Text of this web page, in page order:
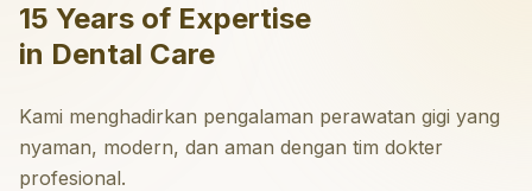
15 Years of Expertise
in Dental Care
Kami menghadirkan pengalaman perawatan gigi yang
nyaman, modern, dan aman dengan tim dokter
profesional.